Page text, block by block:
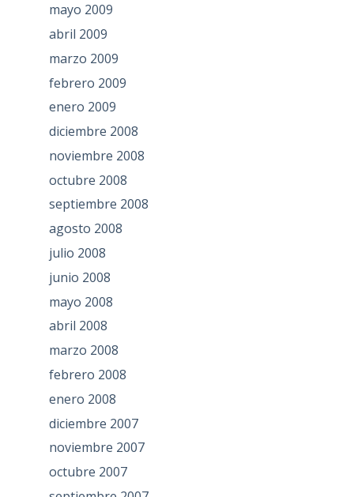
mayo 2009
abril 2009
marzo 2009
febrero 2009
enero 2009
diciembre 2008
noviembre 2008
octubre 2008
septiembre 2008
agosto 2008
julio 2008
junio 2008
mayo 2008
abril 2008
marzo 2008
febrero 2008
enero 2008
diciembre 2007
noviembre 2007
octubre 2007